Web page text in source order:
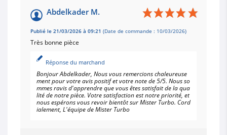
Abdelkader M.
Publié le 21/03/2026 à 09:21 (Date de commande : 10/03/2026)
Très bonne pièce
Réponse du marchand
Bonjour Abdelkader, Nous vous remercions chaleureuse
ment pour votre avis positif et votre note de 5/5. Nous so
mmes ravis d'apprendre que vous êtes satisfait de la qua
lité de notre pièce. Votre satisfaction est notre priorité, et
nous espérons vous revoir bientôt sur Mister Turbo. Cord
ialement, L'équipe de Mister Turbo